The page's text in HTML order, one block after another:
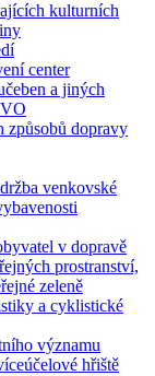
kulturních
center
a jiných
způsobů dopravy
venkovské
v dopravě
prostranství,
zeleně
a cyklistické
významu
hřiště